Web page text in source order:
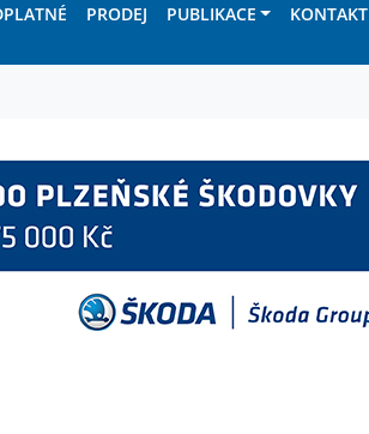
PRODEJ PUBLIKACE KONTAKT